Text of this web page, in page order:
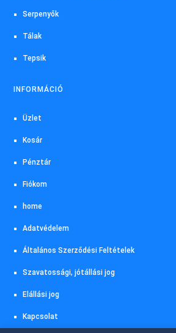
Serpenyők
Tálak
Tepsik
INFORMÁCIÓ
Üzlet
Kosár
Pénztár
Fiókom
home
Adatvédelem
Általános Szerződési Feltételek
Szavatossági, jótállási jog
Elállási jog
Kapcsolat